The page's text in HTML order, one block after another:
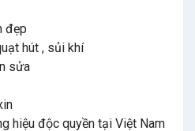
đẹp
hút , sủi khí
sửa
hiệu độc quyền tại Việt Nam